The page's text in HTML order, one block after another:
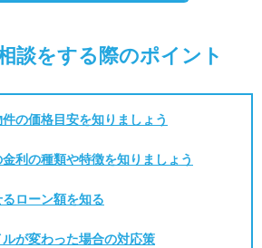
談をする際のポイント
の価格目安を知りましょう
利の種類や特徴を知りましょう
ローン額を知る
が変わった場合の対応策